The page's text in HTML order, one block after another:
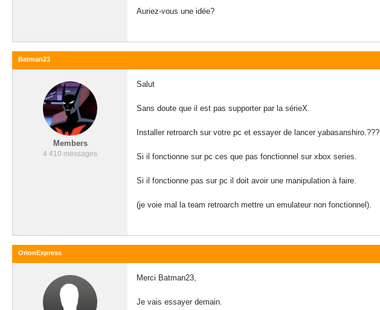
Auriez-vous une idée?
Batman23
Members
4 410 messages
Salut
Sans doute que il est pas supporter par la sérieX.
Installer retroarch sur votre pc et essayer de lancer yabasanshiro.???
Si il fonctionne sur pc ces que pas fonctionnel sur xbox series.
Si il fonctionne pas sur pc il doit avoir une manipulation à faire.
(je voie mal la team retroarch mettre un emulateur non fonctionnel).
OrionExpress
Merci Batman23,
Je vais essayer demain.